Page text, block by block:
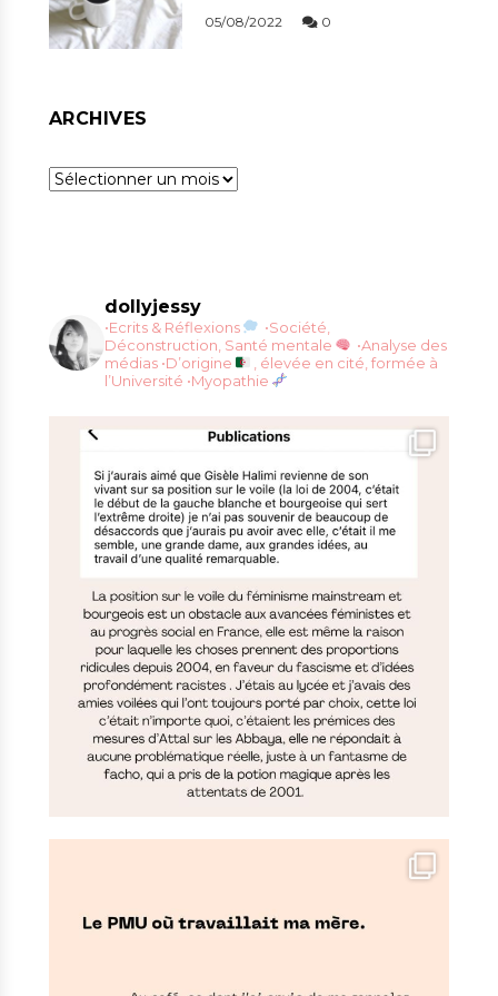
05/08/2022 0
ARCHIVES
Archives
dollyjessy
•Ecrits & Réflexions
•Société,
Déconstruction, Santé mentale
•Analyse des
médias •D’origine
, élevée en cité, formée à
l’Université •Myopathie